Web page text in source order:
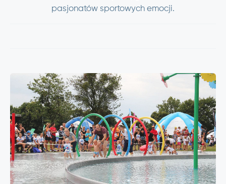
pasjonatów sportowych emocji.